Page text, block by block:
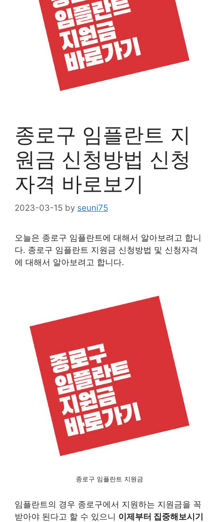
종로구 임플란트 지
원금 신청방법 신청
자격 바로보기
2023-03-15 by seuni75
오늘은 종로구 임플란트에 대해서 알아보려고 합니
다. 종로구 임플란트 지원금 신청방법 및 신청자격
에 대해서 알아보려고 합니다.
종로구 임플란트 지원금
임플란트의 경우 종로구에서 지원하는 지원금을 꼭
받아야 된다고 할 수 있으니 이제부터 집중해보시기